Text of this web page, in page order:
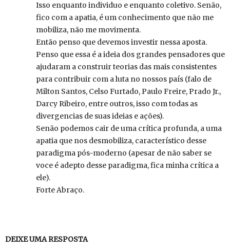
Isso enquanto individuo e enquanto coletivo. Senão,
fico com a apatia, é um conhecimento que não me
mobiliza, não me movimenta.
Então penso que devemos investir nessa aposta.
Penso que essa é a ideia dos grandes pensadores que
ajudaram a construir teorias das mais consistentes
para contribuir com a luta no nossos país (falo de
Milton Santos, Celso Furtado, Paulo Freire, Prado Jr.,
Darcy Ribeiro, entre outros, isso com todas as
divergencias de suas ideias e ações).
Senão podemos cair de uma crítica profunda, a uma
apatia que nos desmobiliza, característico desse
paradigma pós-moderno (apesar de não saber se
voce é adepto desse paradigma, fica minha crítica a
ele).
Forte Abraço.
DEIXE UMA RESPOSTA